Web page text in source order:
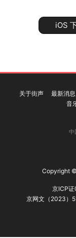
iOS
关于街声 最新消息
音
中
Copyright
京ICP
京网文（2023）